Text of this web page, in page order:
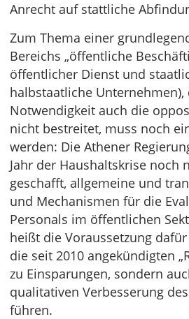
Anrecht auf stattliche
Zum Thema einer
Bereichs „öffentliche
öffentlicher Dienst und
halbstaatliche Unternehmen),
Notwendigkeit auch die
nicht bestreitet, muss noch
werden: Die Athener
Jahr der Haushaltskrise noch
geschafft, allgemeine und
und Mechanismen für die
Personals im öffentlichen
heißt die Voraussetzung
die seit 2010 angekündigten
zu Einsparungen, sondern
qualitativen Verbesserung
führen.